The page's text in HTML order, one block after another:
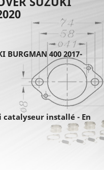
BURGMAN 400 2017-
catalyseur installé - En